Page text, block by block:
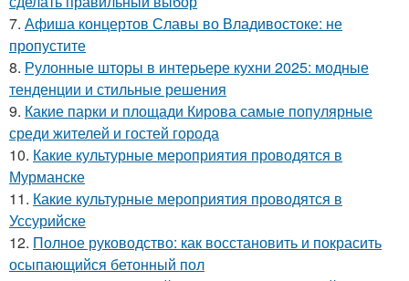
7. Афиша концертов Славы во Владивостоке: не
пропустите
8. Рулонные шторы в интерьере кухни 2025: модные
тенденции и стильные решения
9. Какие парки и площади Кирова самые популярные
среди жителей и гостей города
10. Какие культурные мероприятия проводятся в
Мурманске
11. Какие культурные мероприятия проводятся в
Уссурийске
12. Полное руководство: как восстановить и покрасить
осыпающийся бетонный пол